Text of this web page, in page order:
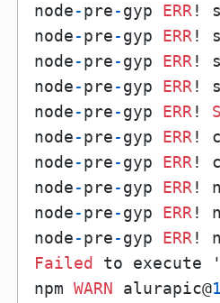
node-pre-gyp ERR !
node-pre-gyp ERR !
node-pre-gyp ERR !
node-pre-gyp ERR !
node-pre-gyp ERR !
node-pre-gyp ERR !
node-pre-gyp ERR !
node-pre-gyp ERR !
node-pre-gyp ERR !
node-pre-gyp ERR
Failed
to execute '
npm WARN alurapic@